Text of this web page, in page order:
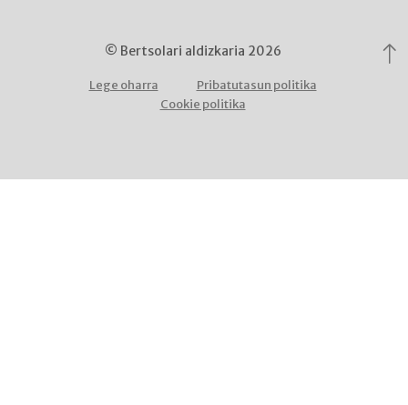
© Bertsolari aldizkaria 2026
Lege oharra
Pribatutasun politika
Cookie politika